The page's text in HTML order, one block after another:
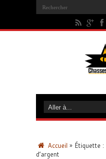
Accueil » Étiquette :
d’argent